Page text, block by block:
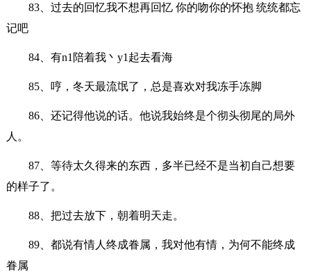
83、过去的回忆我不想再回忆 你的吻你的怀抱 统统都忘
记吧
84、有n1陪着我丶y1起去看海
85、哼，冬天最流氓了，总是喜欢对我冻手冻脚
86、还记得他说的话。他说我始终是个彻头彻尾的局外
人。
87、等待太久得来的东西，多半已经不是当初自己想要
的样子了。
88、把过去放下，朝着明天走。
89、都说有情人终成眷属，我对他有情，为何不能终成
眷属